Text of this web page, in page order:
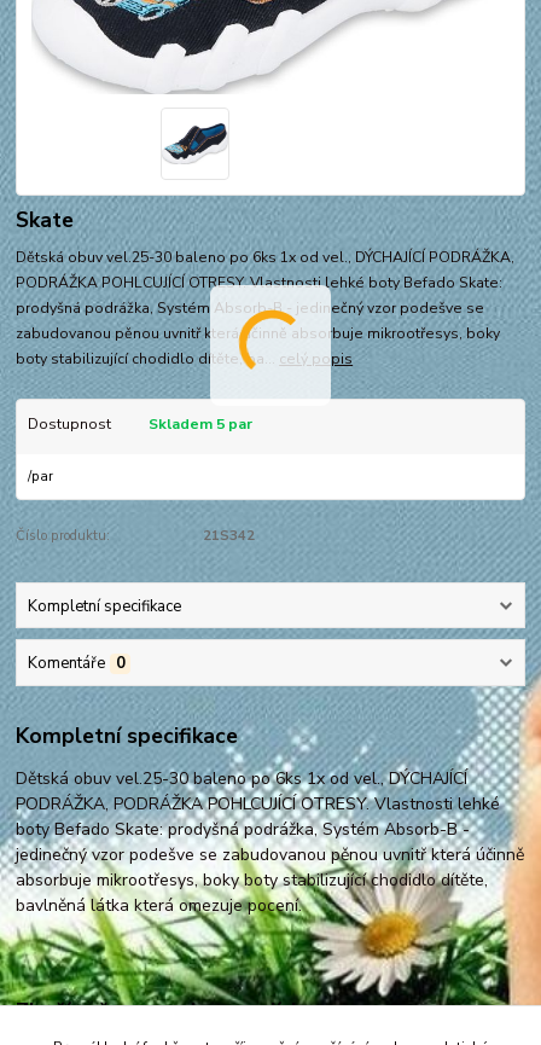
Skate
Dětská obuv vel.25-30 baleno po 6ks 1x od vel., DÝCHAJÍCÍ PODRÁŽKA,
PODRÁŽKA POHLCUJÍCÍ OTRESY. Vlastnosti lehké boty Befado Skate:
prodyšná podrážka, Systém Absorb-B - jedinečný vzor podešve se
zabudovanou pěnou uvnitř která účinně absorbuje mikrootřesys, boky
boty stabilizující chodidlo dítěte, ba... celý popis
Dostupnost Skladem 5 par
/par
Číslo produktu: 21S342
Kompletní specifikace
Komentáře 0
Kompletní specifikace
Dětská obuv vel.25-30 baleno po 6ks 1x od vel., DÝCHAJÍCÍ
PODRÁŽKA, PODRÁŽKA POHLCUJÍCÍ OTRESY. Vlastnosti lehké
boty Befado Skate: prodyšná podrážka, Systém Absorb-B -
jedinečný vzor podešve se zabudovanou pěnou uvnitř která účinně
absorbuje mikrootřesys, boky boty stabilizující chodidlo dítěte,
bavlněná látka která omezuje pocení.
Zboží zařazeno v kategoriích